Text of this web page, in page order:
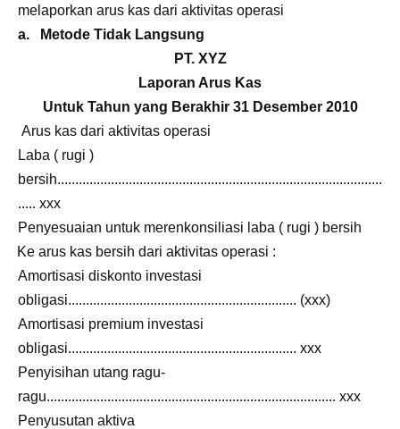
melaporkan arus kas dari aktivitas operasi
a. Metode Tidak Langsung
PT. XYZ
Laporan Arus Kas
Untuk Tahun yang Berakhir 31 Desember 2010
Arus kas dari aktivitas operasi
Laba ( rugi )
bersih...........................................................................................
..... xxx
untuk merenkonsiliasi laba ( rugi ) bersih
Ke arus kas bersih dari aktivitas operasi :
Amortisasi diskonto investasi
obligasi................................................................ (xxx)
Amortisasi premium investasi
obligasi................................................................ xxx
Penyisihan utang ragu-
ragu................................................................................. xxx
Penyusutan aktiva